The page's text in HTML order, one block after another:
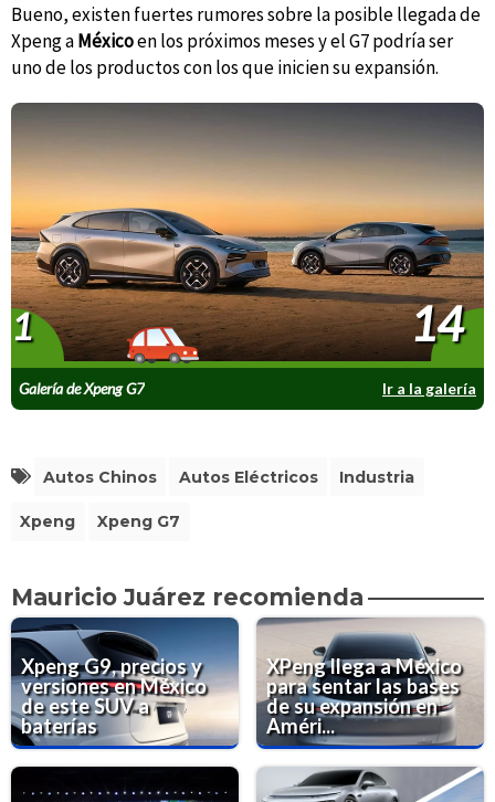
Bueno, existen fuertes rumores sobre la posible llegada de
Xpeng aMéxicoen los próximos meses y el G7 podría ser
uno de los productos con los que inicien su expansión.
Galería de Xpeng G7 Ir a la galería
1 14
Autos Chinos Autos Eléctricos Industria
Xpeng Xpeng G7
Mauricio Juárez recomienda
Xpeng G9, precios y
versiones en México
de este SUV a
baterías
XPeng llega a México
para sentar las bases
de su expansión en
Améri...